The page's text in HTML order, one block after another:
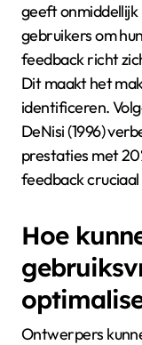
geeft
gebruikers om
feedback richt
Dit maakt het
identificeren.
DeNisi (1996)
prestaties met
feedback
Hoe
Ontwerpers